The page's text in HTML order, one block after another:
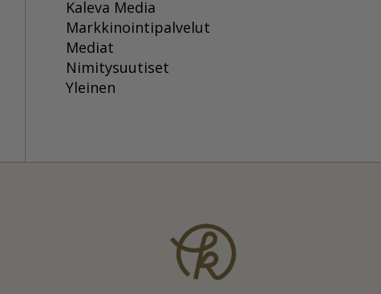
Kaleva Media
Markkinointipalvelut
Mediat
Nimitysuutiset
Yleinen